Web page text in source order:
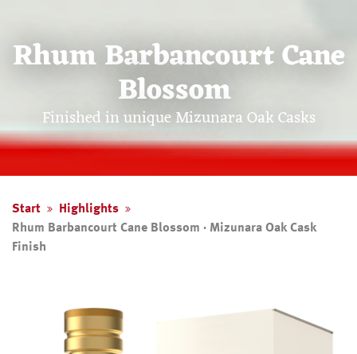
Rhum Barbancourt Cane
Blossom
Finished in unique Mizunara Oak Casks
Start
Highlights
Rhum Barbancourt Cane Blossom · Mizunara Oak Cask
Finish